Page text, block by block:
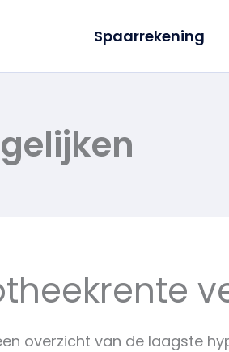
Spaarrekening
overzicht van de laagste